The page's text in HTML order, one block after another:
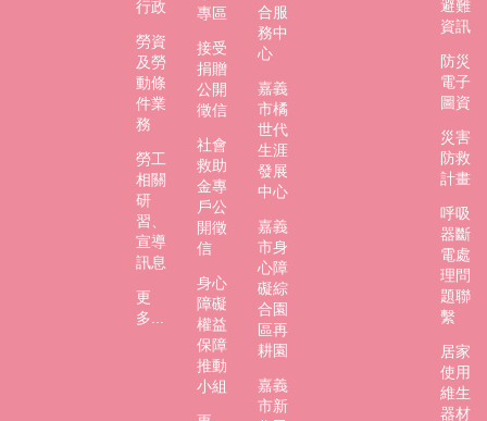
行政
勞資
及勞
動條
件業
務
勞工
相關
研
習、
宣導
訊息
更
多...
專區
接受
捐贈
公開
徵信
社會
救助
金專
戶公
開徵
信
身心
障礙
權益
保障
推動
小組
合服
務中
心
嘉義
市橘
世代
生涯
發展
中心
嘉義
市身
心障
礙綜
合園
區再
耕園
嘉義
市新
避難
資訊
防災
電子
圖資
災害
防救
計畫
呼吸
器斷
電處
理問
題聯
繫
居家
使用
維生
器材